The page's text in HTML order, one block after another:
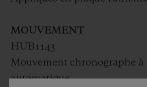
MOUVEMENT
HUB1143
Mouvement chronographe à
automatique